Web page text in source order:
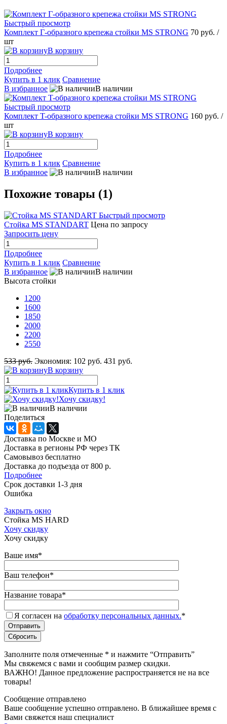
Быстрый просмотр
Комплект Г-образного крепежа стойки MS STRONG 70 руб. /
шт
В корзину
Подробнее
Купить в 1 клик Сравнение
В избранное
В наличии
Быстрый просмотр
Комплект T-образного крепежа стойки MS STRONG 160 руб. /
шт
В корзину
Подробнее
Купить в 1 клик Сравнение
В избранное
В наличии
Похожие товары (1)
Быстрый просмотр
Стойка MS STANDART Цена по запросу
Запросить цену
Подробнее
Купить в 1 клик Сравнение
В избранное
В наличии
Высота стойки
1200
1600
1850
2000
2200
2550
533 руб. Экономия: 102 руб. 431 руб.
В корзину
Купить в 1 клик
Хочу скидку!
В наличии
Поделиться
Доставка по Москве и МО
Доставка в регионы РФ через ТК
Самовывоз бесплатно
Доставка до подъезда от 800 р.
Подробнее
Срок доставки 1-3 дня
Ошибка
Закрыть окно
Стойка MS HARD
Хочу скидку
Хочу скидку
Ваше имя*
Ваш телефон*
Название товара*
Я согласен на обработку персональных данных.*
Заполните поля отмеченные * и нажмите “Отправить”
Мы свяжемся с вами и сообщим размер скидки.
ВАЖНО! Данное предложение распространяется не на все
товары!
Сообщение отправлено
Ваше сообщение успешно отправлено. В ближайшее время с
Вами свяжется наш специалист